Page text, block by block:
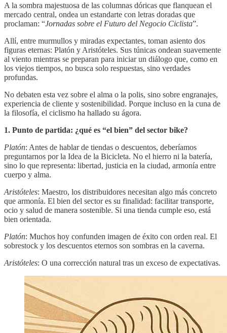
A la sombra majestuosa de las columnas dóricas que flanquean el
mercado central, ondea un estandarte con letras doradas que
proclaman: “Jornadas sobre el Futuro del Negocio Ciclista”.
Allí, entre murmullos y miradas expectantes, toman asiento dos
figuras eternas: Platón y Aristóteles. Sus túnicas ondean suavemente
al viento mientras se preparan para iniciar un diálogo que, como en
los viejos tiempos, no busca solo respuestas, sino verdades
profundas.
No debaten esta vez sobre el alma o la polis, sino sobre engranajes,
experiencia de cliente y sostenibilidad. Porque incluso en la cuna de
la filosofía, el ciclismo ha hallado su ágora.
1. Punto de partida: ¿qué es “el bien” del sector bike?
Platón: Antes de hablar de tiendas o descuentos, deberíamos
preguntarnos por la Idea de la Bicicleta. No el hierro ni la batería,
sino lo que representa: libertad, justicia en la ciudad, armonía entre
cuerpo y alma.
Aristóteles: Maestro, los distribuidores necesitan algo más concreto
que armonía. El bien del sector es su finalidad: facilitar transporte,
ocio y salud de manera sostenible. Si una tienda cumple eso, está
bien orientada.
Platón: Muchos hoy confunden imagen de éxito con orden real. El
sobrestock y los descuentos eternos son sombras en la caverna.
Aristóteles: O una corrección natural tras un exceso de expectativas.